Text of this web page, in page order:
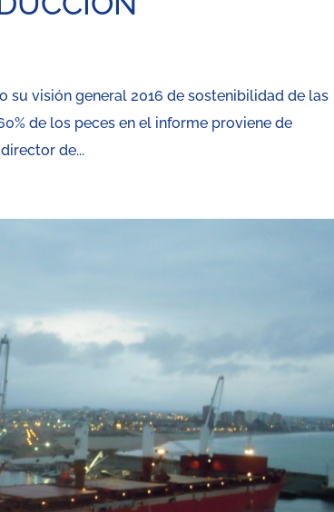
su visión general 2016 de sostenibilidad de las
de los peces en el informe proviene de
de...